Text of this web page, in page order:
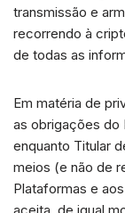
transmissão e
recorrendo à
de todas as
Em matéria de
as obrigações do
enquanto Titular
meios (e não de
Plataformas e